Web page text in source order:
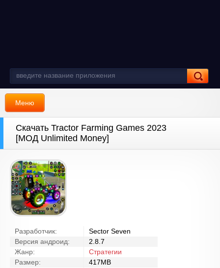
Меню
Скачать Tractor Farming Games 2023
[МОД Unlimited Money]
Разработчик:
Sector Seven
Версия андроид:
2.8.7
Жанр:
Стратегии
Размер:
417MB